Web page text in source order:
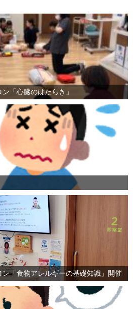
「心臓のはたらき」
「食物アレルギーの基礎知識」開催